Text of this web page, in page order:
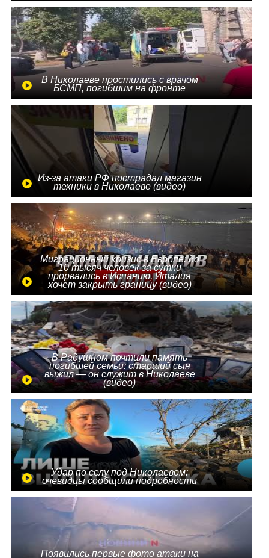
В Николаеве простились с врачом
БСМП, погибшим на фронте
Из-за атаки РФ пострадал магазин
техники в Николаеве (видео)
Миграционный кризис в Европе: до
10 тысяч человек за сутки
прорвались в Испанию, Италия
хочет закрыть границу (видео)
В Радушном почтили память
погибшей семьи: старший сын
выжил — он служит в Николаеве
(видео)
Удар по селу под Николаевом:
очевидцы сообщили подробности
Появились первые фото атаки на